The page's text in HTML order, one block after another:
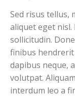
Sed risus tellus,
aliquet eget nisl.
sollicitudin.
finibus hendrerit
dapibus neque,
volutpat.
interdum leo a